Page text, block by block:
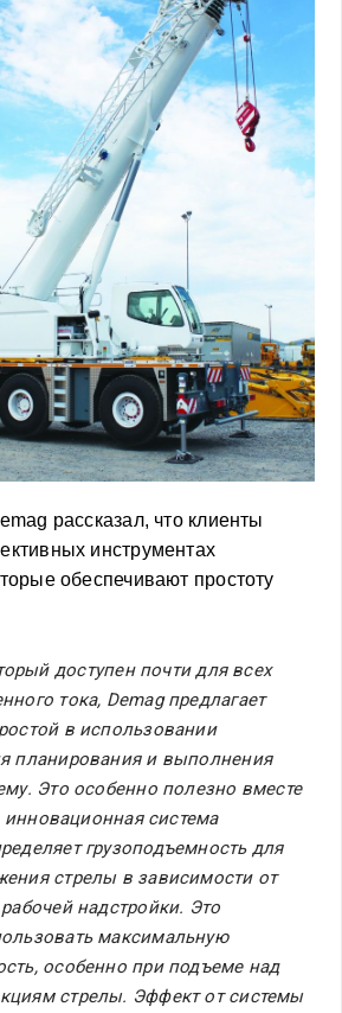
рассказал, что клиенты
инструментах
обеспечивают простоту
доступен почти для всех
тока, Demag предлагает
в использовании
планирования и выполнения
Это особенно полезно вместе
инновационная система
грузоподъемность для
стрелы в зависимости от
надстройки. Это
максимальную
особенно при подъеме над
стрелы. Эффект от системы